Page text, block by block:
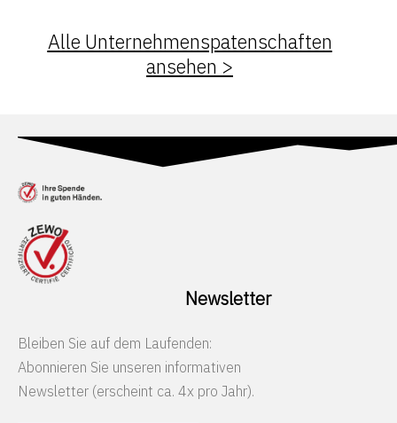
Alle Unternehmenspatenschaften
ansehen >
Newsletter
Bleiben Sie auf dem Laufenden:
Abonnieren Sie unseren informativen
Newsletter (erscheint ca. 4x pro Jahr).